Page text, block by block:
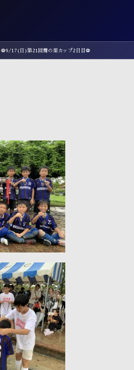
⚽️9/17(日)第21回舞の里カップ2日目⚽️